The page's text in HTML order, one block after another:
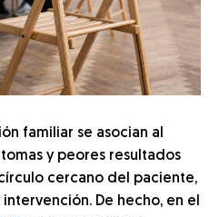
familiar se asocian al
y peores resultados
cercano del paciente,
De hecho, en el